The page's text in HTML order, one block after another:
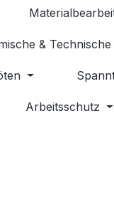
&
Arbeitsschutz